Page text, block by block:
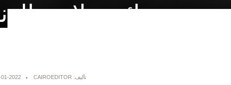
بخسائر بملايين
تأليف: CAIROEDITOR 01-2022